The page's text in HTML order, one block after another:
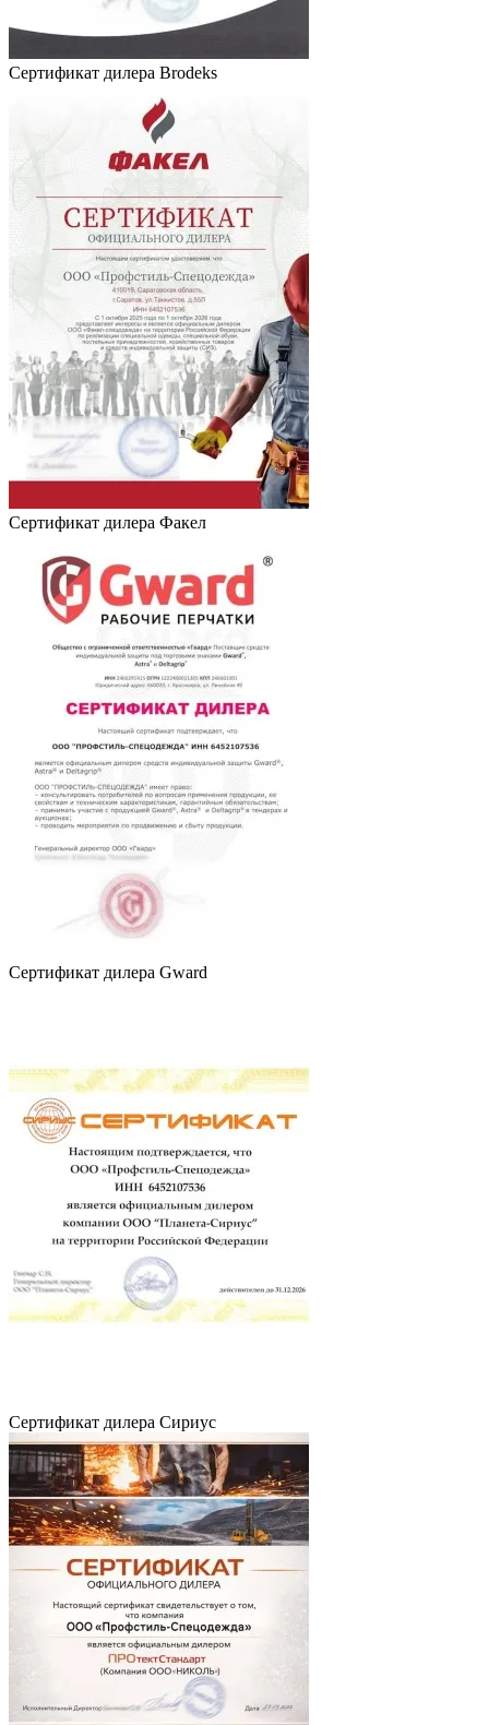
Сертификат дилера Brodeks
Сертификат дилера Факел
Сертификат дилера Gward
Сертификат дилера Сириус